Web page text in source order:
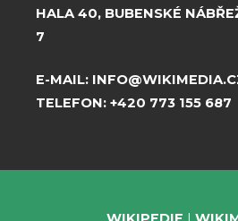
HALA 40, BUBENSKÉ
7
E-MAIL:
TELEFON: +420 773 155 687